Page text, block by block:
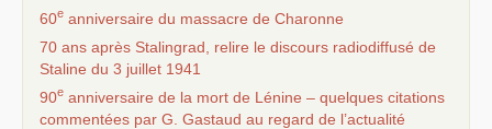
60e anniversaire du massacre de Charonne
70 ans après Stalingrad, relire le discours radiodiffusé de
Staline du 3 juillet 1941
90e anniversaire de la mort de Lénine – quelques citations
commentées par G. Gastaud au regard de l’actualité